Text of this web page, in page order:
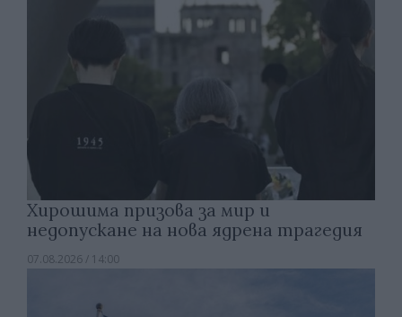
Хирошима призова за мир и
недопускане на нова ядрена трагедия
07.08.2026 / 14:00